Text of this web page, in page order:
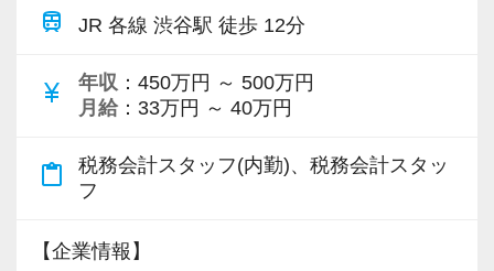
仕事も、人生も、どちらも大切に。効率的な業
い働き方を実現しています。
安定した環境で腰を据えて働きながら専門性も
場を探しておられる方、是非ご応募下さい。専
門性は積み上げるものではなく選びとるもので
す。
train JR 各線 渋谷駅 徒歩 12分
currency_yen 年収 ：450万円 ～ 500万円
月給 ：33万円 ～ 40万円
content_paste
税務会計スタッフ(内勤)、税務会計スタッ
フ
【企業情報】